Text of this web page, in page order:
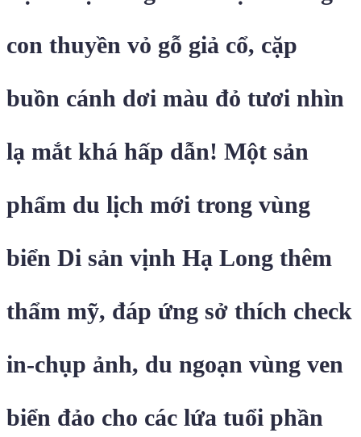
con thuyền vỏ gỗ giả cổ, cặp
buồn cánh dơi màu đỏ tươi nhìn
lạ mắt khá hấp dẫn! Một sản
phẩm du lịch mới trong vùng
biển Di sản vịnh Hạ Long thêm
thẩm mỹ, đáp ứng sở thích check
in-chụp ảnh, du ngoạn vùng ven
biển đảo cho các lứa tuổi phần